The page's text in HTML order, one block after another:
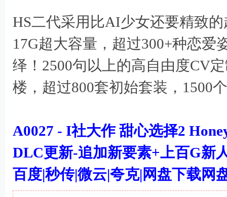
HS二代采用比AI少女还要精致
17G超大容量，超过300+种恋爱
绎！2500句以上的高自由度CV
楼，超过800套初始套装，1500
A0027 - I社大作 甜心选择2
DLC更新-追加新要素+上百G新
百度|秒传|微云|夸克|网盘下载网